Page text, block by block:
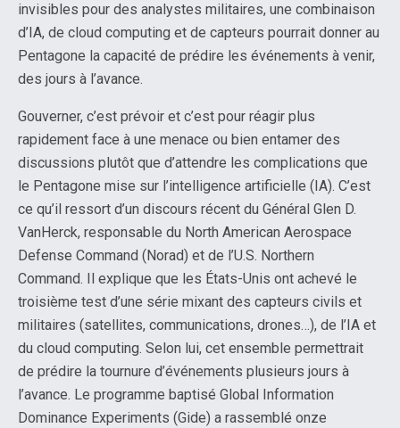
invisibles pour des analystes militaires, une combinaison
d’IA, de cloud computing et de capteurs pourrait donner au
Pentagone la capacité de prédire les événements à venir,
des jours à l’avance.
Gouverner, c’est prévoir et c’est pour réagir plus
rapidement face à une menace ou bien entamer des
discussions plutôt que d’attendre les complications que
le Pentagone mise sur l’intelligence artificielle (IA). C’est
ce qu’il ressort d’un discours récent du Général Glen D.
VanHerck, responsable du North American Aerospace
Defense Command (Norad) et de l’U.S. Northern
Command. Il explique que les États-Unis ont achevé le
troisième test d’une série mixant des capteurs civils et
militaires (satellites, communications, drones…), de l’IA et
du cloud computing. Selon lui, cet ensemble permettrait
de prédire la tournure d’événements plusieurs jours à
l’avance. Le programme baptisé Global Information
Dominance Experiments (Gide) a rassemblé onze